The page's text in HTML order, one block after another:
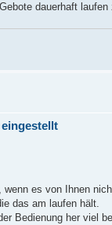
dauerhaft
eingestellt
es von Ihnen
das am laufen hält.
Bedienung her viel